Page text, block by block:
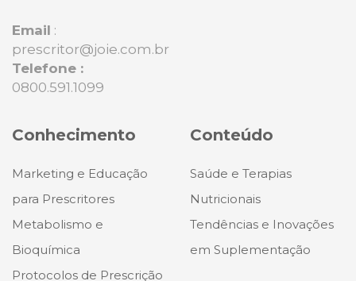
Email :
prescritor@joie.com.br
Telefone :
0800.591.1099
Conhecimento
Marketing e Educação
para Prescritores
Metabolismo e
Bioquímica
Protocolos de Prescrição
Conteúdo
Saúde e Terapias
Nutricionais
Tendências e Inovações
em Suplementação